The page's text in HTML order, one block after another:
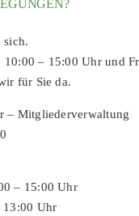
sich.
– 15:00 Uhr und
für Sie da.
– Mitgliederverwaltung
– 15:00 Uhr
13:00 Uhr